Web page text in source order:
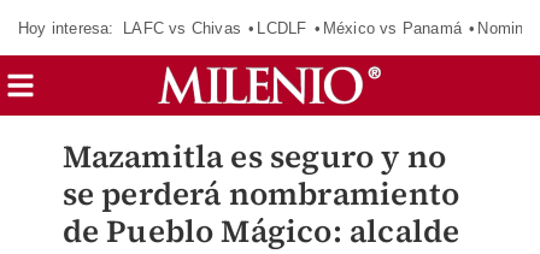
Hoy interesa: LAFC vs Chivas LCDLF México vs Panamá
Mazamitla es seguro y no
se perderá nombramiento
de Pueblo Mágico: alcalde